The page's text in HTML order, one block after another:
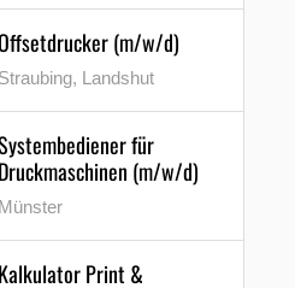
(m/w/d)
Straubing, Landshut
für
Druckmaschinen (m/w/d)
Münster
Kalkulator Print &